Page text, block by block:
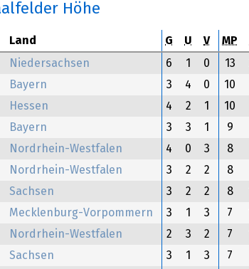
Höhe
Land G U V MP
Niedersachsen 6 1 0 13
Bayern 3 4 0 10
Hessen 4 2 1 10
Bayern 3 3 1 9
Nordrhein-Westfalen 4 0 3 8
Nordrhein-Westfalen 3 2 2 8
Sachsen 3 2 2 8
Mecklenburg-Vorpommern 3 1 3 7
Nordrhein-Westfalen 2 3 2 7
Sachsen 3 1 3 7